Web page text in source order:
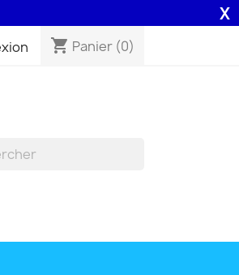
. X
shopping_cart Panier (0)